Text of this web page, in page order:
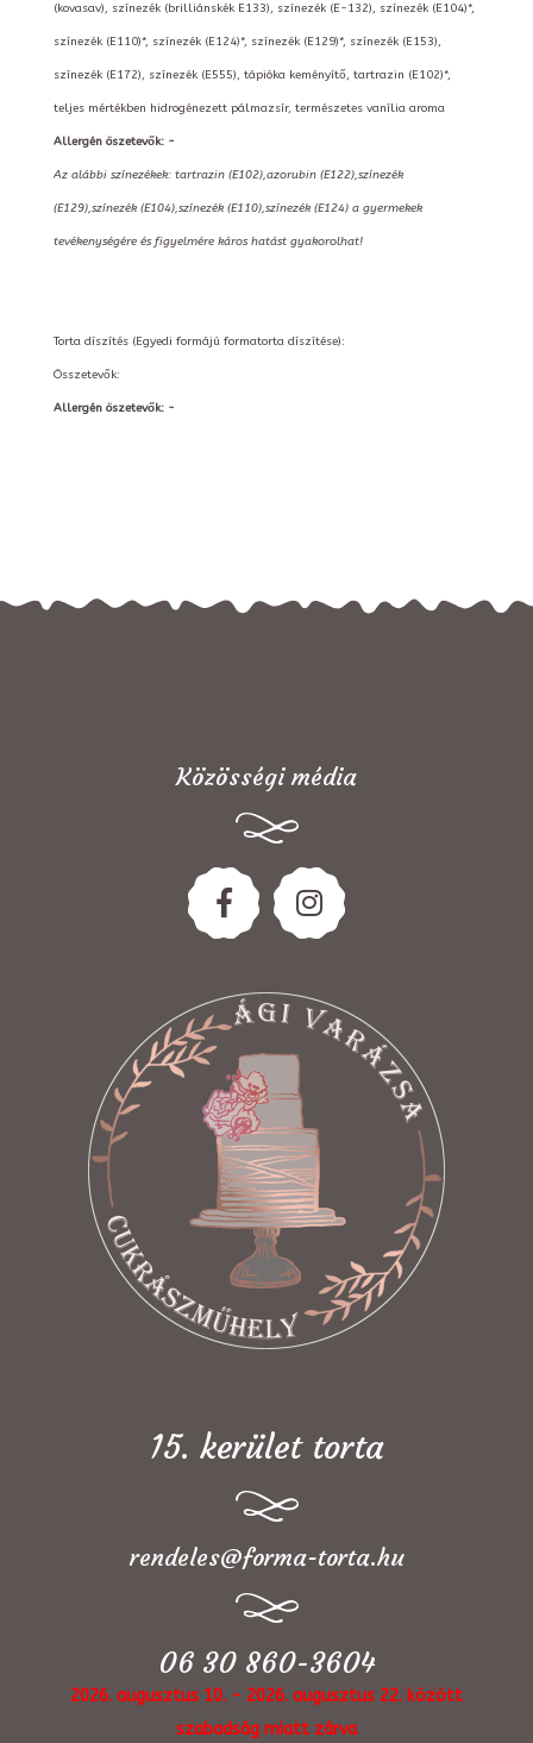
(kovasav), színezék (brilliánskék E133), színezék (E-132), színezék (E104)*,
színezék (E110)*, színezék (E124)*, színezék (E129)*, színezék (E153),
színezék (E172), színezék (E555), tápióka keményítő, tartrazin (E102)*,
teljes mértékben hidrogénezett pálmazsír, természetes vanília aroma
Allergén öszetevők: -
Az alábbi színezékek: tartrazin (E102),azorubin (E122),színezék
(E129),színezék (E104),színezék (E110),színezék (E124) a gyermekek
tevékenységére és figyelmére káros hatást gyakorolhat!
Torta díszítés (Egyedi formájú formatorta díszítése):
Összetevők:
Allergén öszetevők: -
Közösségi média
15. kerület torta
rendeles@forma-torta.hu
06 30 860-3604
2026. augusztus 10. - 2026. augusztus 22. között
szabadság miatt zárva